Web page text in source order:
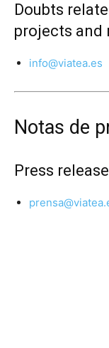
Doubts
projects and
info@viatea.es
Notas de
Press